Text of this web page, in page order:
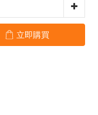
立即購買